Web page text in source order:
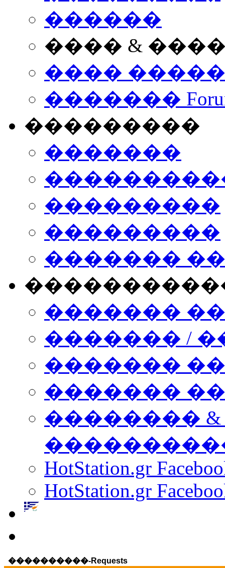
������
���� &
����
�������
���������
�������
���������
���������
�������
�������
������� /
�������
������� ���
��������
HotStation.gr
HotStation.gr
����������-Requests